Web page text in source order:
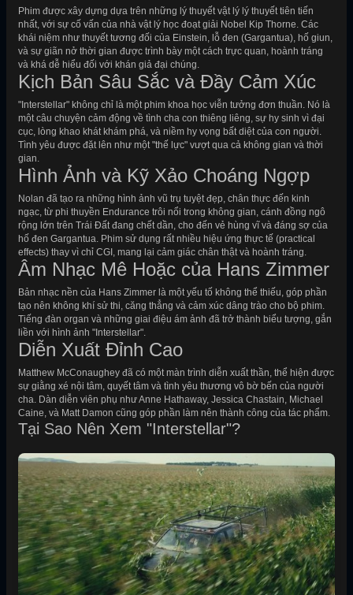
Phim được xây dựng dựa trên những lý thuyết vật lý lý thuyết tiên tiến
nhất, với sự cố vấn của nhà vật lý học đoạt giải Nobel Kip Thorne. Các
khái niệm như thuyết tương đối của Einstein, lỗ đen (Gargantua), hố giun,
và sự giãn nở thời gian được trình bày một cách trực quan, hoành tráng
và khá dễ hiểu đối với khán giả đại chúng.
Kịch Bản Sâu Sắc và Đầy Cảm Xúc
"Interstellar" không chỉ là một phim khoa học viễn tưởng đơn thuần. Nó là
một câu chuyện cảm động về tình cha con thiêng liêng, sự hy sinh vì đại
cục, lòng khao khát khám phá, và niềm hy vọng bất diệt của con người.
Tình yêu được đặt lên như một "thế lực" vượt qua cả không gian và thời
gian.
Hình Ảnh và Kỹ Xảo Choáng Ngợp
Nolan đã tạo ra những hình ảnh vũ trụ tuyệt đẹp, chân thực đến kinh
ngạc, từ phi thuyền Endurance trôi nổi trong không gian, cánh đồng ngô
rộng lớn trên Trái Đất đang chết dần, cho đến vẻ hùng vĩ và đáng sợ của
hố đen Gargantua. Phim sử dụng rất nhiều hiệu ứng thực tế (practical
effects) thay vì chỉ CGI, mang lại cảm giác chân thật và hoành tráng.
Âm Nhạc Mê Hoặc của Hans Zimmer
Bản nhạc nền của Hans Zimmer là một yếu tố không thể thiếu, góp phần
tạo nên không khí sử thi, căng thẳng và cảm xúc dâng trào cho bộ phim.
Tiếng đàn organ và những giai điệu ám ảnh đã trở thành biểu tượng, gắn
liền với hình ảnh "Interstellar".
Diễn Xuất Đỉnh Cao
Matthew McConaughey đã có một màn trình diễn xuất thần, thể hiện được
sự giằng xé nội tâm, quyết tâm và tình yêu thương vô bờ bến của người
cha. Dàn diễn viên phụ như Anne Hathaway, Jessica Chastain, Michael
Caine, và Matt Damon cũng góp phần làm nên thành công của tác phẩm.
Tại Sao Nên Xem "Interstellar"?